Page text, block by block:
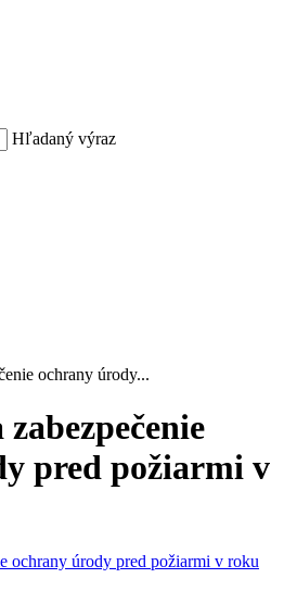
Hľadaný výraz
ochrany úrody...
pred požiarmi v